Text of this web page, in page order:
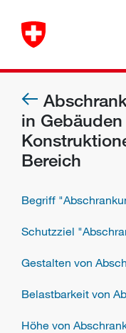
in
Bereich
Begriff
Schutzziel
Gestalten von
Belastbarkeit von
Höhe von